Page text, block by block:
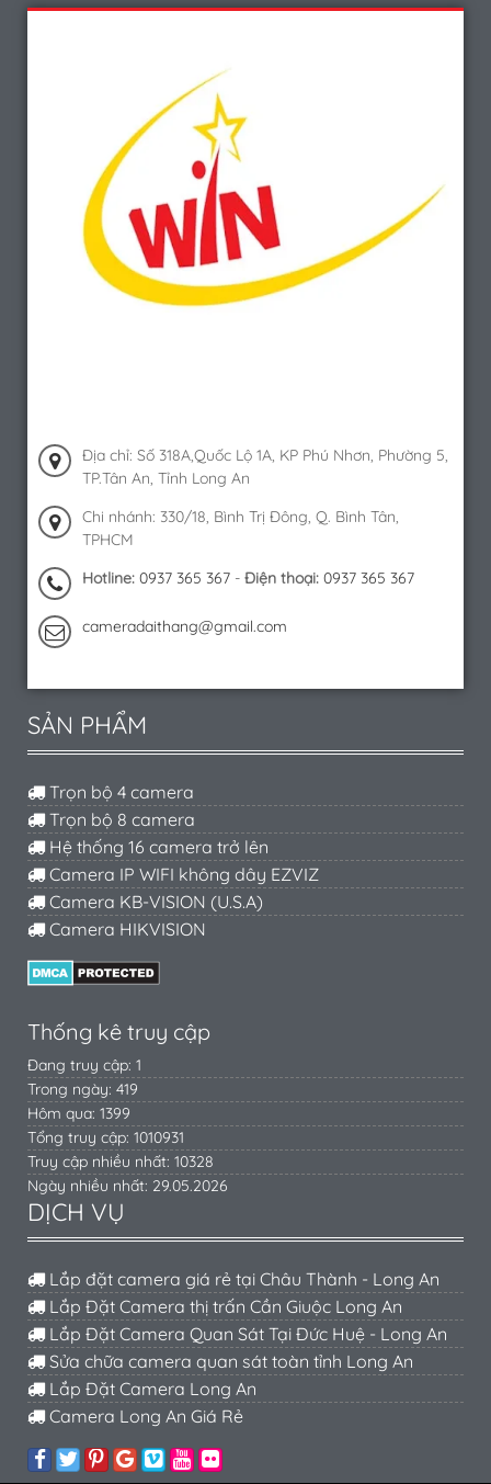
Địa chỉ: Số 318A,Quốc Lộ 1A, KP Phú Nhơn, Phường 5,
TP.Tân An, Tỉnh Long An
Chi nhánh: 330/18, Bình Trị Đông, Q. Bình Tân,
TPHCM
Hotline: 0937 365 367 - Điện thoại: 0937 365 367
cameradaithang@gmail.com
SẢN PHẨM
Trọn bộ 4 camera
Trọn bộ 8 camera
Hệ thống 16 camera trở lên
Camera IP WIFI không dây EZVIZ
Camera KB-VISION (U.S.A)
Camera HIKVISION
Thống kê truy cập
Đang truy cập: 1
Trong ngày: 419
Hôm qua: 1399
Tổng truy cập: 1010931
Truy cập nhiều nhất: 10328
Ngày nhiều nhất: 29.05.2026
DỊCH VỤ
Lắp đặt camera giá rẻ tại Châu Thành - Long An
Lắp Đặt Camera thị trấn Cần Giuộc Long An
Lắp Đặt Camera Quan Sát Tại Đức Huệ - Long An
Sửa chữa camera quan sát toàn tỉnh Long An
Lắp Đặt Camera Long An
Camera Long An Giá Rẻ